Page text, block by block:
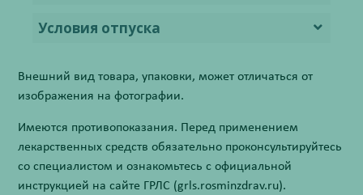
Условия отпуска
Внешний вид товара, упаковки, может отличаться от
изображения на фотографии.
Имеются противопоказания. Перед применением
лекарственных средств обязательно проконсультируйтесь
со специалистом и ознакомьтесь с официальной
инструкцией на сайте ГРЛС (grls.rosminzdrav.ru).